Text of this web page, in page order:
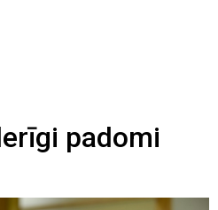
padomi